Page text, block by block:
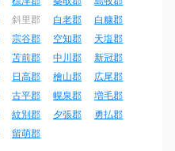
斜里郡 白老郡
白糠郡
宗谷郡 空知郡
天塩郡
苫前郡 中川郡
新冠郡
日高郡 檜山郡
広尾郡
古平郡 幌泉郡
増毛郡
紋別郡 夕張郡
勇払郡
留萌郡